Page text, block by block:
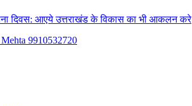
दिवस: आएये उत्तराखंड के विकास का भी आकलन करे
9910532720